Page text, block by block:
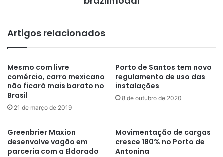
Artigos relacionados
Mesmo com livre
comércio, carro mexicano
não ficará mais barato no
Brasil
21 de março de 2019
Porto de Santos tem novo
regulamento de uso das
instalações
8 de outubro de 2020
Greenbrier Maxion
desenvolve vagão em
parceria com a Eldorado
Movimentação de cargas
cresce 180% no Porto de
Antonina